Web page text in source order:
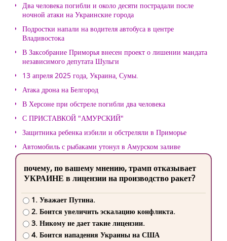
Два человека погибли и около десяти пострадали после
ночной атаки на Украинские города
Подростки напали на водителя автобуса в центре
Владивостока
В Заксобрание Приморья внесен проект о лишении мандата
независимого депутата Шульги
13 апреля 2025 года, Украина, Сумы.
Атака дрона на Белгород
В Херсоне при обстреле погибли два человека
С ПРИСТАВКОЙ "АМУРСКИЙ"
Защитника ребенка избили и обстреляли в Приморье
Автомобиль с рыбаками утонул в Амурском заливе
почему, по вашему мнению, трамп отказывает
УКРАИНЕ в лицензии на производство ракет?
1. Уважает Путина.
2. Боится увеличить эскалацию конфликта.
3. Никому не дает такие лицензии.
4. Боится нападения Украины на США